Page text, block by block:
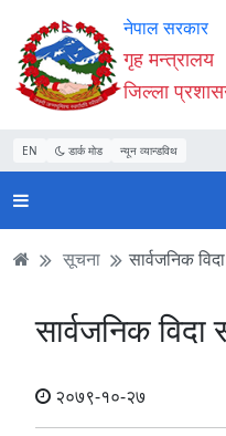
Accessibility
Mode
सुरु
गर्नुहोस्
सामाग्री
पढ्नुहाेस्
नेभिगेसन
पढ्नुहाेस्
वेबसाइट
खोजमा
जानुहोस्
नेपाल सरकार
गृह मन्त्रालय
जिल्ला
EN डार्क मोड न्यून व्यान्डविथ
सूचना सार्वजनिक
सार्वजनिक विदा
२०७९-१०-२७